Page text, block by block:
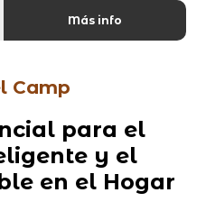
Más info
Camp
para el
y el
en el Hogar